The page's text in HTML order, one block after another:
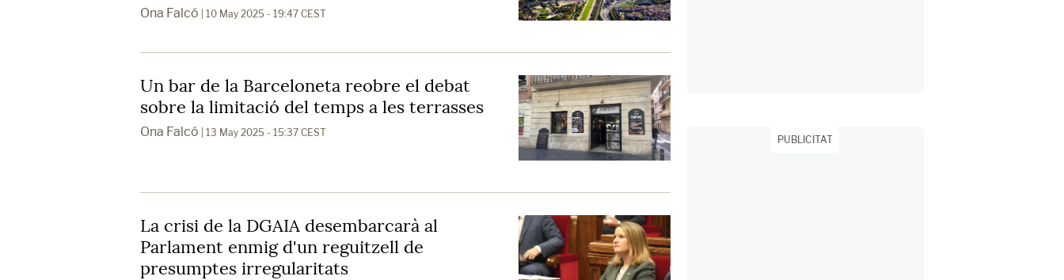
Ona Falcó | 10 May 2025 - 19:47 CEST
Un bar de la Barceloneta reobre el debat
sobre la limitació del temps a les terrasses
Ona Falcó | 13 May 2025 - 15:37 CEST
La crisi de la DGAIA desembarcarà al
Parlament enmig d'un reguitzell de
presumptes irregularitats
PUBLICITAT